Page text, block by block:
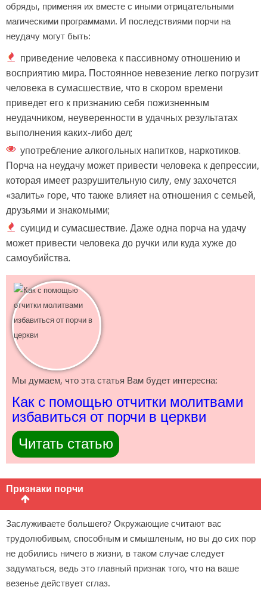
обряды, применяя их вместе с иными отрицательными
магическими программами. И последствиями порчи на
неудачу могут быть:
приведение человека к пассивному отношению и
восприятию мира. Постоянное невезение легко погрузит
человека в сумасшествие, что в скором времени
приведет его к признанию себя пожизненным
неудачником, неуверенности в удачных результатах
выполнения каких-либо дел;
употребление алкогольных напитков, наркотиков.
Порча на неудачу может привести человека к депрессии,
которая имеет разрушительную силу, ему захочется
«залить» горе, что также влияет на отношения с семьей,
друзьями и знакомыми;
суицид и сумасшествие. Даже одна порча на удачу
может привести человека до ручки или куда хуже до
самоубийства.
Мы думаем, что эта статья Вам будет интересна:
Как с помощью отчитки молитвами
избавиться от порчи в церкви
Читать статью
Признаки порчи
Заслуживаете большего? Окружающие считают вас
трудолюбивым, способным и смышленым, но вы до сих пор
не добились ничего в жизни, в таком случае следует
задуматься, ведь это главный признак того, что на ваше
везенье действует сглаз.